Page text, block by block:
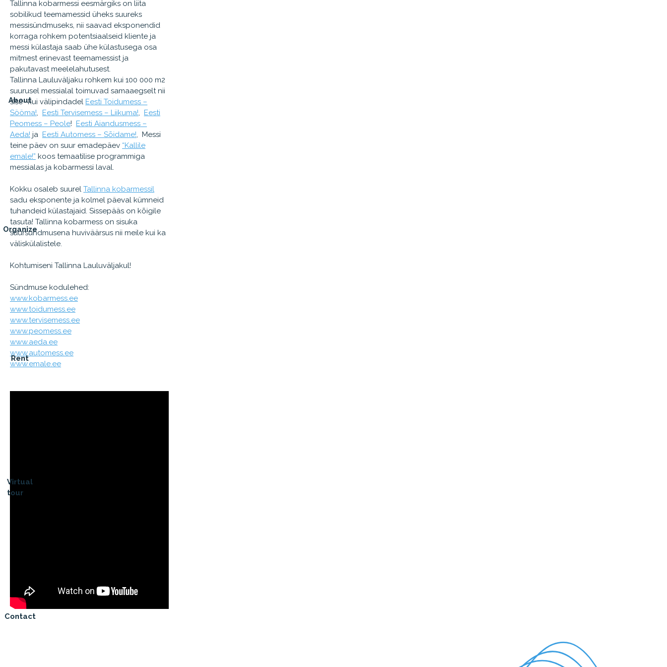
About
Organize
Rent
Virtual
tour
Contact
Tallinna kobarmessi eesmärgiks on liita
sobilikud teemamessid üheks suureks
messisündmuseks, nii saavad eksponendid
korraga rohkem potentsiaalseid kliente ja
messi külastaja saab ühe külastusega osa
mitmest erinevast teemamessist ja
pakutavast meelelahutusest.
Tallinna Lauluväljaku rohkem kui 100 000 m2
suurusel messialal toimuvad samaaegselt nii
sise- kui välipindadel Eesti Toidumess –
Sööma!
Eesti Tervisemess – Liikuma!
Eesti
Peomess – Peole! Eesti Aiandusmess –
Aeda! ja Eesti Automess – Sõidame! , Messi
teine päev on suur emadepäev “Kallile
emale!” koos temaatilise programmiga
messialas ja kobarmessi laval.
Kokku osaleb suurel Tallinna kobarmessil
sadu eksponente ja kolmel päeval kümneid
tuhandeid külastajaid. Sissepääs on kõigile
tasuta! Tallinna kobarmess on sisuka
suursündmusena huviväärsus nii meile kui ka
väliskülalistele.
Kohtumiseni Tallinna Lauluväljakul!
Sündmuse kodulehed:
www.kobarmess.ee
www.toidumess.ee
www.tervisemess.ee
www.peomess.ee
www.aeda.ee
www.automess.ee
www.emale.ee